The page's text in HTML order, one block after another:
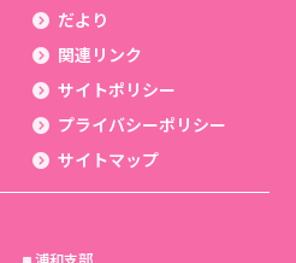
だより
関連リンク
サイトポリシー
プライバシーポリシー
サイトマップ
浦和支部